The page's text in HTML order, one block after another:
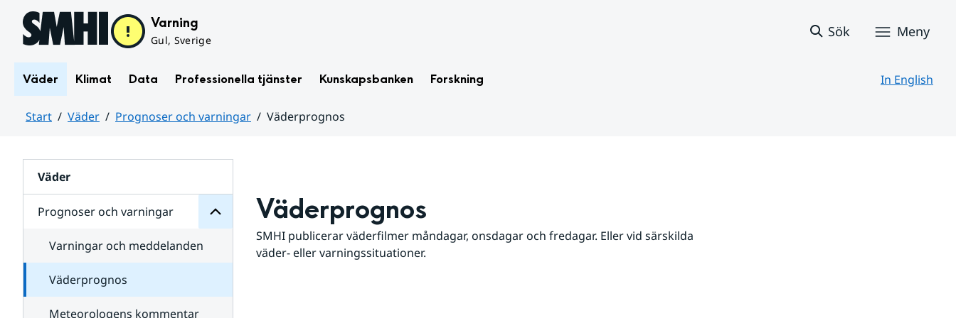
Hoppa till sidans innehåll Varning
Gul, Sverige
Sök Meny
Väder Klimat Data Professionella tjänster Kunskapsbanken Forskning In English
Start Väder Prognoser och varningar
Väderprognos
Väder
Prognoser och varningar
för
varningar
Varningar och meddelanden
Väderprognos
Meteorologens kommentar
Väderprognos
SMHI publicerar väderfilmer måndagar, onsdagar och fredagar. Eller vid särskilda
väder- eller varningssituationer.